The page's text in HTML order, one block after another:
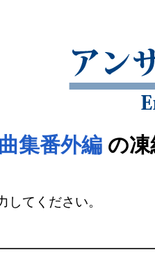
集番外編 の凍
してください。